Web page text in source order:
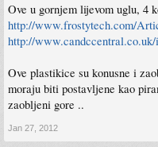
Ove u gornjem lijevom uglu, 4
http://www.frostytech.com/
http://
Ove plastikice su konusne i
moraju biti postavljene kao
zaobljeni gore ..
Jan 27, 2012